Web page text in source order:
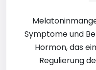
Symptome und
Hormon, das
Regulierung